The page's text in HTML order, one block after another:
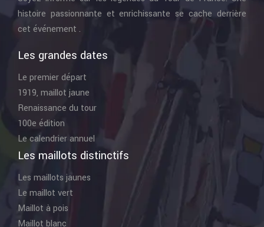
histoire passionnante et enrichissante se cache derrière
cet événement .
Les grandes dates
Le premier départ
1919, maillot jaune
Renaissance du tour
100e édition
Le calendrier annuel
Les maillots distinctifs
Les maillots jaunes
Le maillot vert
Maillot à pois
Maillot blanc